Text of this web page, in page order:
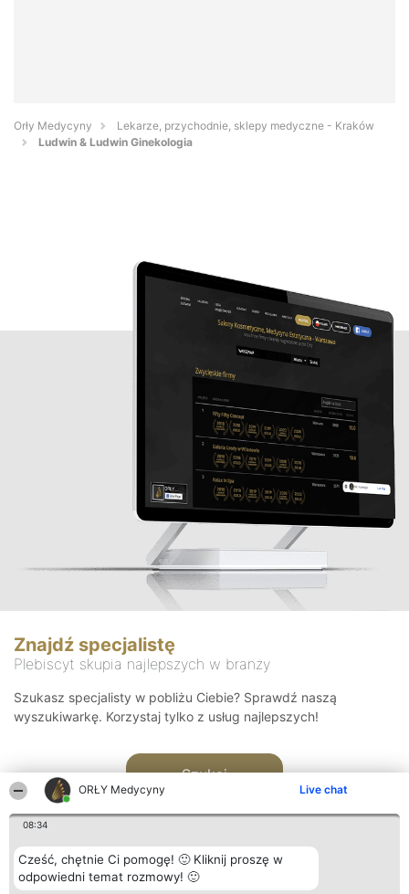
ORŁY Medycyny Live chat
08:34
Cześć, chętnie Ci pomogę! 🙂 Kliknij proszę w
odpowiedni temat rozmowy! 🙂
Orły Medycyny
Lekarze, przychodnie, sklepy medyczne - Kraków
Ludwin & Ludwin Ginekologia
Znajdź specjalistę
Plebiscyt skupia najlepszych w branży
Szukasz specjalisty w pobliżu Ciebie? Sprawdź naszą
wyszukiwarkę. Korzystaj tylko z usług najlepszych!
Szukaj